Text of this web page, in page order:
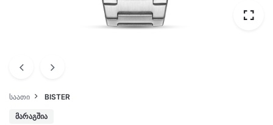
ᲡᲐᲐᲗᲘ BISTER
ᲛᲐᲠᲐᲒᲨᲘᲐ